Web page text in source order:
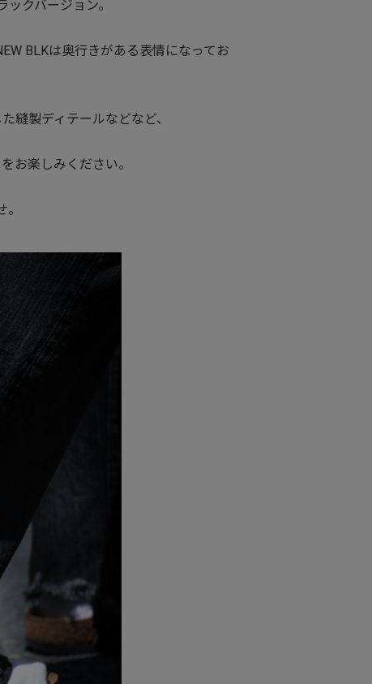
クバージョン。
BLKは奥行きがある表情になってお
縫製ディテールなどなど、
お楽しみください。